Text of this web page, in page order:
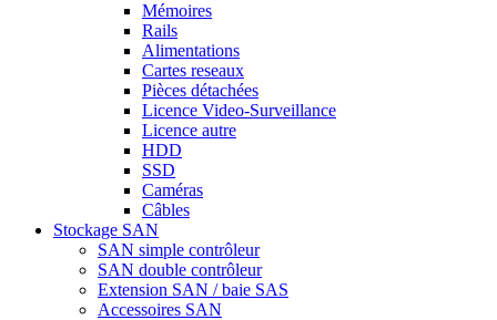
Mémoires
Rails
Alimentations
Cartes reseaux
Pièces détachées
Licence Video-Surveillance
Licence autre
HDD
SSD
Caméras
Câbles
Stockage SAN
SAN simple contrôleur
SAN double contrôleur
Extension SAN / baie SAS
Accessoires SAN